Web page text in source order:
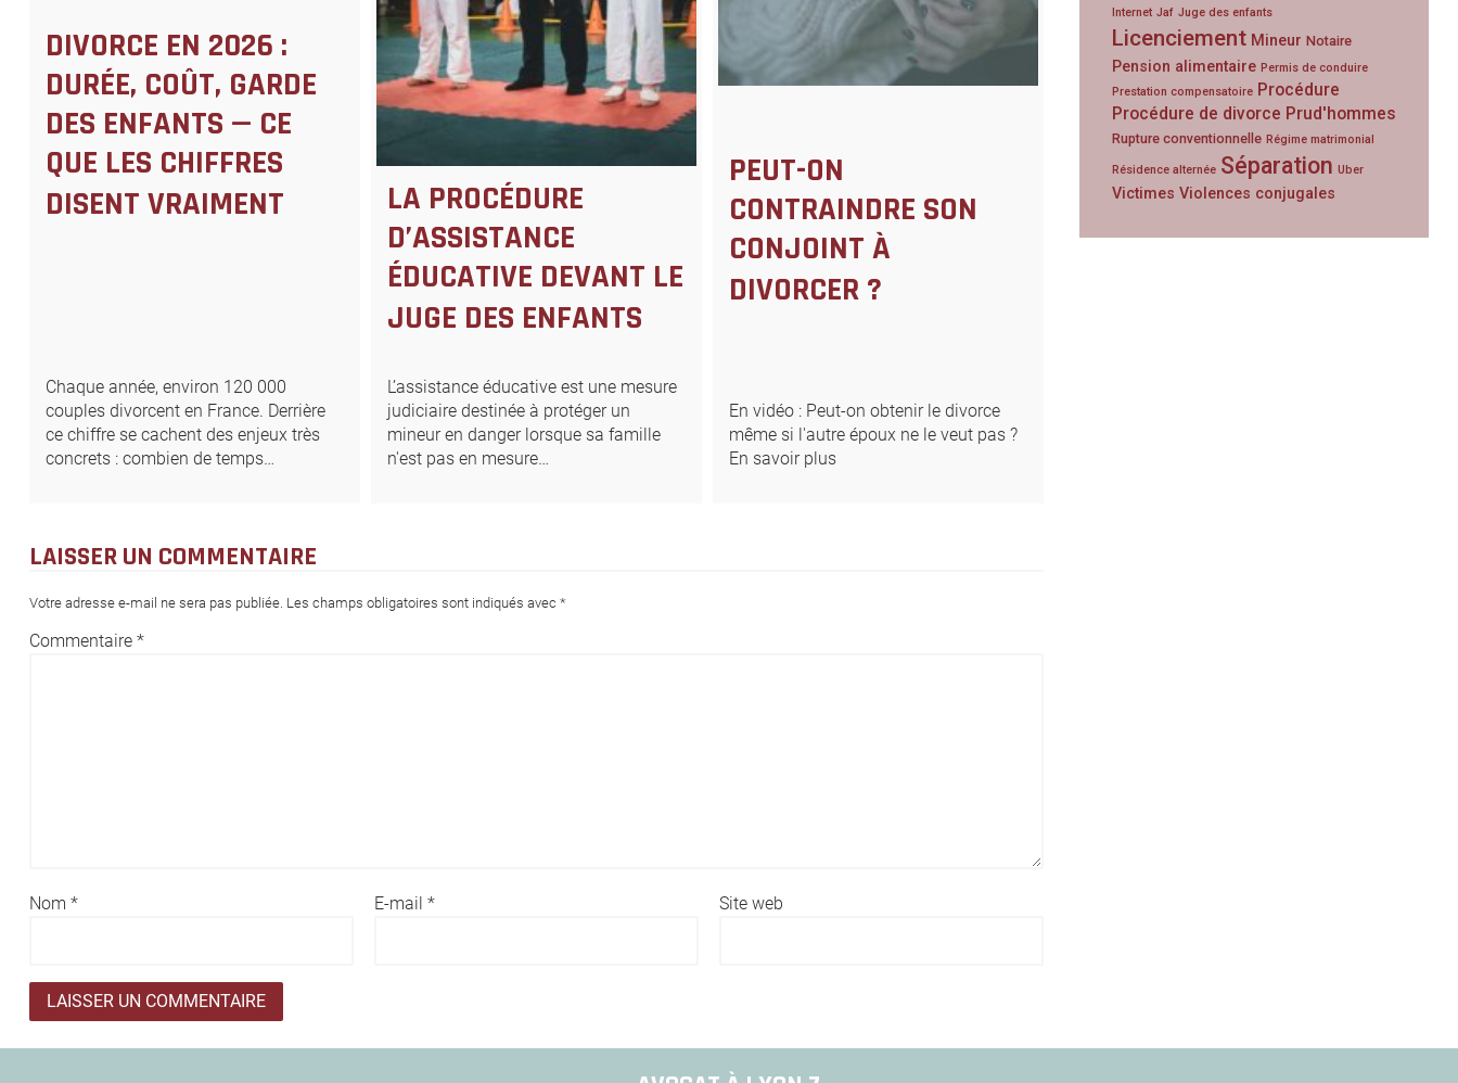
DIVORCE EN 2026 :
DURÉE, COÛT, GARDE
DES ENFANTS — CE
QUE LES CHIFFRES
DISENT VRAIMENT
Chaque année, environ 120 000
couples divorcent en France. Derrière
ce chiffre se cachent des enjeux très
concrets : combien de temps…
LA PROCÉDURE
D’ASSISTANCE
ÉDUCATIVE DEVANT LE
JUGE DES ENFANTS
L’assistance éducative est une mesure
judiciaire destinée à protéger un
mineur en danger lorsque sa famille
n'est pas en mesure…
PEUT-ON
CONTRAINDRE SON
CONJOINT À
DIVORCER ?
En vidéo : Peut-on obtenir le divorce
même si l'autre époux ne le veut pas ?
En savoir plus
LAISSER UN COMMENTAIRE
Votre adresse e-mail ne sera pas publiée. Les champs obligatoires sont indiqués avec *
Commentaire *
Nom * E-mail * Site web
Internet Jaf Juge des enfants
Licenciement Mineur Notaire
Pension alimentaire Permis de conduire
Prestation compensatoire Procédure
Procédure de divorce Prud'hommes
Rupture conventionnelle Régime matrimonial
Résidence alternée Séparation Uber
Victimes Violences conjugales